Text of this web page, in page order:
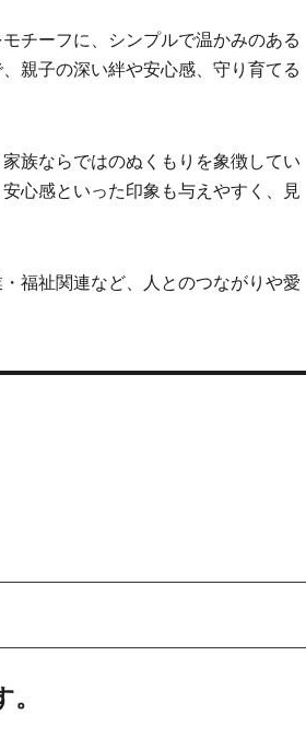
チーフに、シンプルで温かみのある
親子の深い絆や安心感、守り育てる
族ならではのぬくもりを象徴してい
心感といった印象も与えやすく、見
福祉関連など、人とのつながりや愛